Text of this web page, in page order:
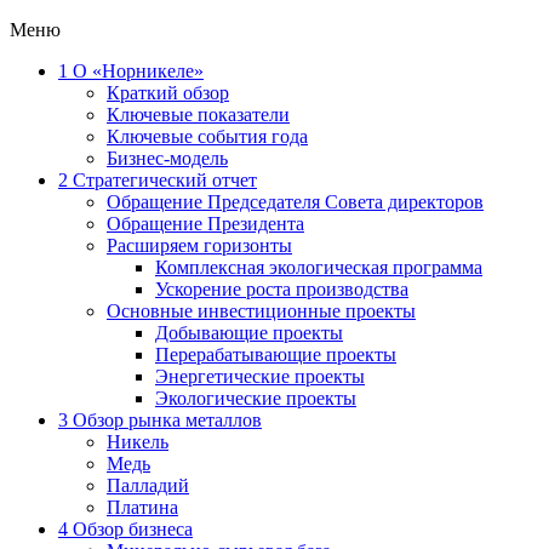
Меню
1 О «Норникеле»
Краткий обзор
Ключевые показатели
Ключевые события года
Бизнес-модель
2 Стратегический отчет
Обращение Председателя Совета директоров
Обращение Президента
Расширяем горизонты
Комплексная экологическая программа
Ускорение роста производства
Основные инвестиционные проекты
Добывающие проекты
Перерабатывающие проекты
Энергетические проекты
Экологические проекты
3 Обзор рынка металлов
Никель
Медь
Палладий
Платина
4 Обзор бизнеса